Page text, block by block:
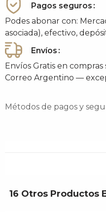
Pagos seguros
Podes abonar con:
asociada), efectivo,
Envíos
Envíos Gratis en
Correo Argentino —
Métodos de pagos y
16 Otros Productos